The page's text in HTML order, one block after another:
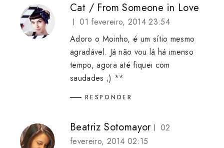
Cat / From Someone in Love
01 fevereiro, 2014 23:54
Adoro o Moinho, é um sítio mesmo
agradável. Já não vou lá há imenso
tempo, agora até fiquei com
saudades ;) **
RESPONDER
Beatriz Sotomayor
02
fevereiro, 2014 02:15